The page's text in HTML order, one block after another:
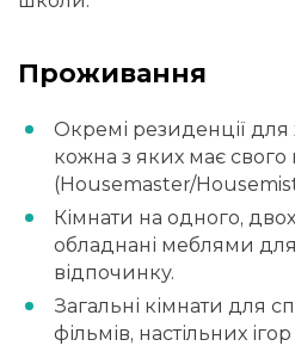
Проживання
Окремі резиденції для
кожна з яких має свого
(Housemaster/
Кімнати на одного,
обладнані меблями
відпочинку.
Загальні кімнати для
фільмів, настільних